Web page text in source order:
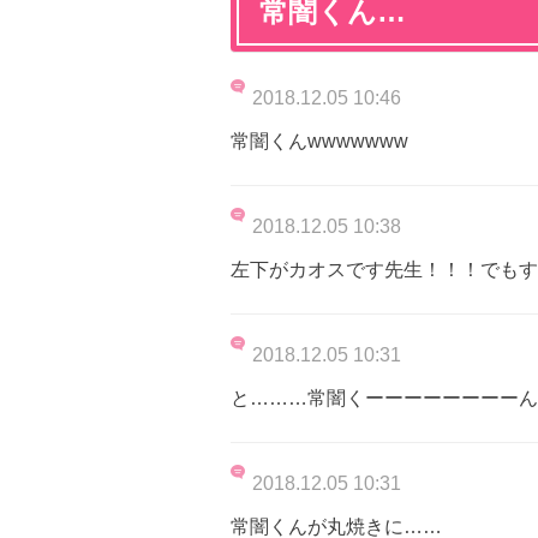
常闇くん…
2018.12.05 10:46
常闇くんwwwwwww
2018.12.05 10:38
左下がカオスです先生！！！でもす
2018.12.05 10:31
と………常闇くーーーーーーーーん
2018.12.05 10:31
常闇くんが丸焼きに……